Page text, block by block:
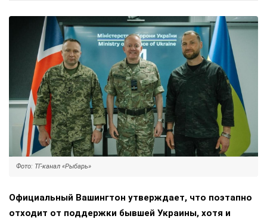
Фото: ТГ-канал «Рыбарь»
Официальный Вашингтон утверждает, что поэтапно
отходит от поддержки бывшей Украины, хотя и